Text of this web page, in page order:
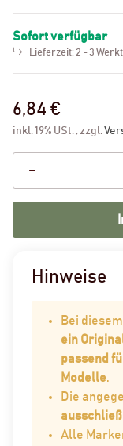
Sofort verfügbar
Lieferzeit: 2 - 3
6,84 €
inkl. 19% USt. , zzgl.
Hinweise
Bei
ein
passend
Modelle.
Die
Alle